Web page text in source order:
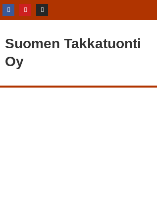
Suomen Takkatuonti
Oy